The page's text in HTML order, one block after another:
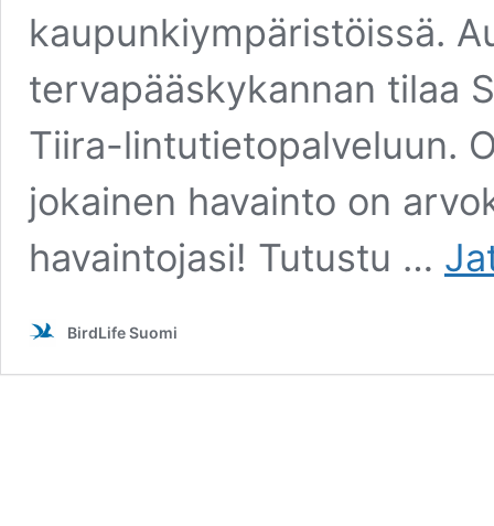
kaupunkiympäristöissä.
tervapääskykannan tilaa
Tiira-lintutietopalveluun.
jokainen havainto on
havaintojasi! Tutustu …
BirdLife Suomi